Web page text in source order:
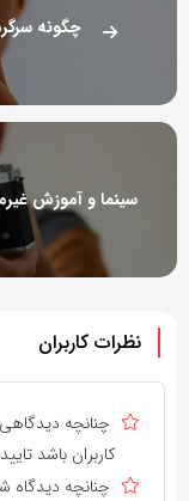
نظرات کاربران
چنانچه
کاربران باشد
چنانچه دیدگاه